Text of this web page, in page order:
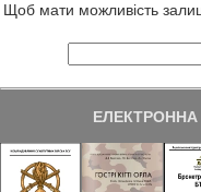
Щоб мати можливість
ЕЛЕКТРОННА